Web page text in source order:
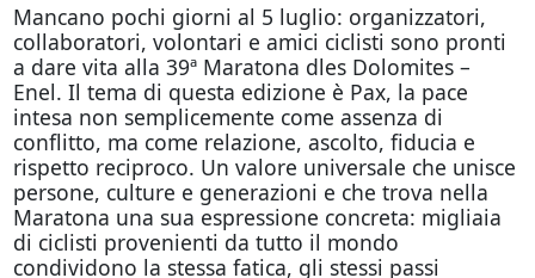
Mancano pochi giorni al 5 luglio: organizzatori,
collaboratori, volontari e amici ciclisti sono pronti
a dare vita alla 39ª Maratona dles Dolomites –
Enel. Il tema di questa edizione è Pax, la pace
intesa non semplicemente come assenza di
conflitto, ma come relazione, ascolto, fiducia e
rispetto reciproco. Un valore universale che unisce
persone, culture e generazioni e che trova nella
Maratona una sua espressione concreta: migliaia
di ciclisti provenienti da tutto il mondo
condividono la stessa fatica, gli stessi passi